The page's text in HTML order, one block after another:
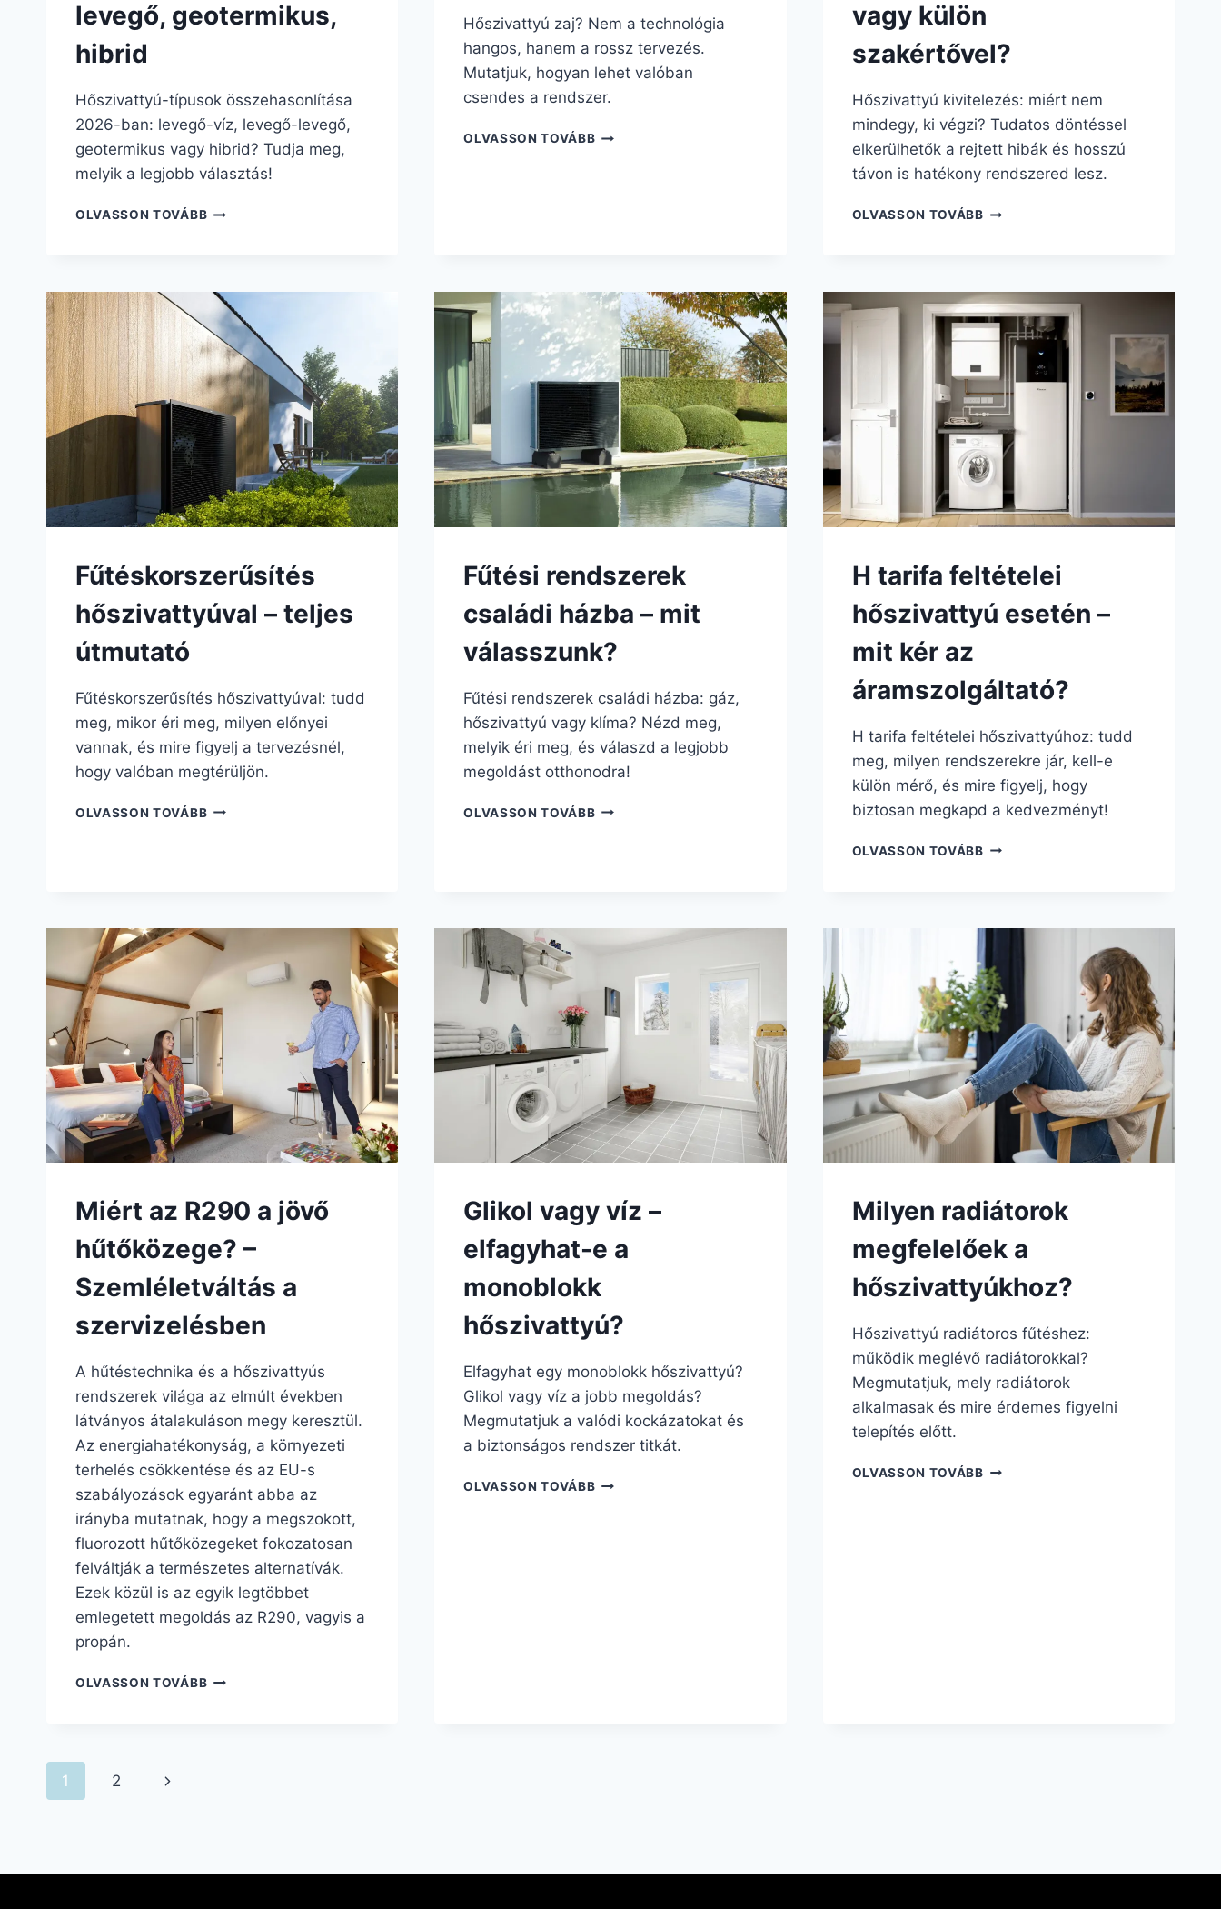
levegő, geotermikus,
hibrid
Hőszivattyú-típusok összehasonlítása
2026-ban: levegő-víz, levegő-levegő,
geotermikus vagy hibrid? Tudja meg,
melyik a legjobb választás!
OLVASSON TOVÁBB
Hőszivattyú zaj? Nem a technológia
hangos, hanem a rossz tervezés.
Mutatjuk, hogyan lehet valóban
csendes a rendszer.
OLVASSON TOVÁBB
vagy külön
szakértővel?
Hőszivattyú kivitelezés: miért nem
mindegy, ki végzi? Tudatos döntéssel
elkerülhetők a rejtett hibák és hosszú
távon is hatékony rendszered lesz.
OLVASSON TOVÁBB
Fűtéskorszerűsítés
hőszivattyúval – teljes
útmutató
Fűtéskorszerűsítés hőszivattyúval: tudd
meg, mikor éri meg, milyen előnyei
vannak, és mire figyelj a tervezésnél,
hogy valóban megtérüljön.
OLVASSON TOVÁBB
Fűtési rendszerek
családi házba – mit
válasszunk?
Fűtési rendszerek családi házba: gáz,
hőszivattyú vagy klíma? Nézd meg,
melyik éri meg, és válaszd a legjobb
megoldást otthonodra!
OLVASSON TOVÁBB
H tarifa feltételei
hőszivattyú esetén –
mit kér az
áramszolgáltató?
H tarifa feltételei hőszivattyúhoz: tudd
meg, milyen rendszerekre jár, kell-e
külön mérő, és mire figyelj, hogy
biztosan megkapd a kedvezményt!
OLVASSON TOVÁBB
Miért az R290 a jövő
hűtőközege? –
Szemléletváltás a
szervizelésben
A hűtéstechnika és a hőszivattyús
rendszerek világa az elmúlt években
látványos átalakuláson megy keresztül.
Az energiahatékonyság, a környezeti
terhelés csökkentése és az EU-s
szabályozások egyaránt abba az
irányba mutatnak, hogy a megszokott,
fluorozott hűtőközegeket fokozatosan
felváltják a természetes alternatívák.
Ezek közül is az egyik legtöbbet
emlegetett megoldás az R290, vagyis a
propán.
OLVASSON TOVÁBB
Glikol vagy víz –
elfagyhat-e a
monoblokk
hőszivattyú?
Elfagyhat egy monoblokk hőszivattyú?
Glikol vagy víz a jobb megoldás?
Megmutatjuk a valódi kockázatokat és
a biztonságos rendszer titkát.
OLVASSON TOVÁBB
Milyen radiátorok
megfelelőek a
hőszivattyúkhoz?
Hőszivattyú radiátoros fűtéshez:
működik meglévő radiátorokkal?
Megmutatjuk, mely radiátorok
alkalmasak és mire érdemes figyelni
telepítés előtt.
OLVASSON TOVÁBB
1 2